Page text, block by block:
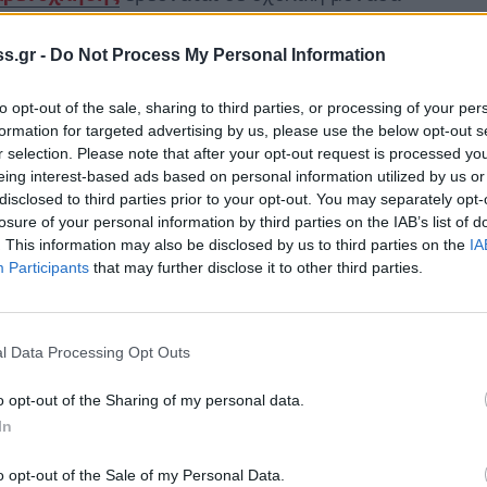
- Do Not Process My Personal Information
opt-out of the sale, sharing to third parties, or processing of your
for targeted advertising by us, please use the below opt-out
selection. Please note that after your opt-out request is processed
interest-based ads based on personal information utilized by us
to third parties prior to your opt-out. You may separately
of your personal information by third parties on the IAB’s list of
This information may also be disclosed by us to third parties on the
Participants that may further disclose it to other third parties.
Data Processing Opt Outs
opt-out of the Sharing of my personal data.
opt-out of the Sale of my Personal Data.
.
patrisnews.com
, η καταγγελία αφορά
σεξουαλικάμαθήτριατου σχολείου
ωστόσο η διοικητική εξέταση της
παρενόχλησης στην Ηλεία
εστάλησαν με επιστολές τόσο
Δευτεροβάθμιας Εκπαίδευσης Ν.
εστάλησαν από άγνωστο αποστολέα,
μετά από προσεκτική εξέταση του